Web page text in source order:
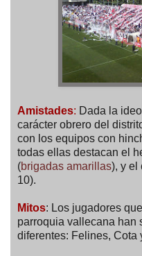
Amistades: Dada la
carácter obrero del
con los equipos con
todas ellas destacan el
(brigadas amarillas), y el
10).
Mitos: Los jugadores
parroquia vallecana han
diferentes: Felines, Cota